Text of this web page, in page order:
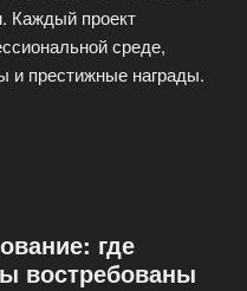
Каждый проект
среде,
и престижные награды.
где
востребованы